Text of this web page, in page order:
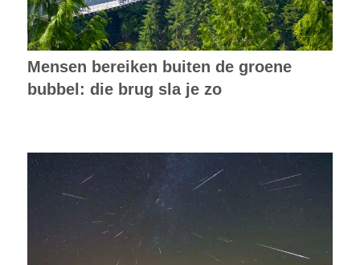
Mensen bereiken buiten de groene
bubbel: die brug sla je zo